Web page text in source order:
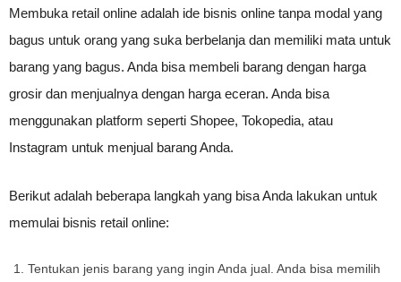
Membuka retail online adalah ide bisnis online tanpa modal yang
bagus untuk orang yang suka berbelanja dan memiliki mata untuk
barang yang bagus. Anda bisa membeli barang dengan harga
grosir dan menjualnya dengan harga eceran. Anda bisa
menggunakan platform seperti Shopee, Tokopedia, atau
Instagram untuk menjual barang Anda.
Berikut adalah beberapa langkah yang bisa Anda lakukan untuk
memulai bisnis retail online:
Tentukan jenis barang yang ingin Anda jual. Anda bisa memilih